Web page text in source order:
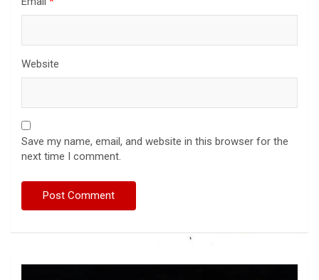
Website
Save my name, email, and website in this browser for the
next time I comment.